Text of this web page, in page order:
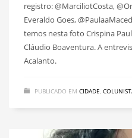
registro: @MarciliotCosta,
Everaldo Goes,
temos nesta foto Crispina
Cláudio Boaventura. A
Acalanto.
PUBLICADO EM CIDADE,